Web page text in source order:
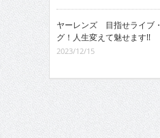
ヤーレンズ 目指せライブ
グ！人生変えて魅せます!!
2023/12/15